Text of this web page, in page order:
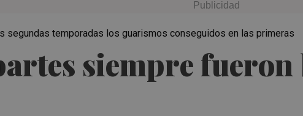
siempre
segundas temporadas los guarismos conseguidos en las primeras